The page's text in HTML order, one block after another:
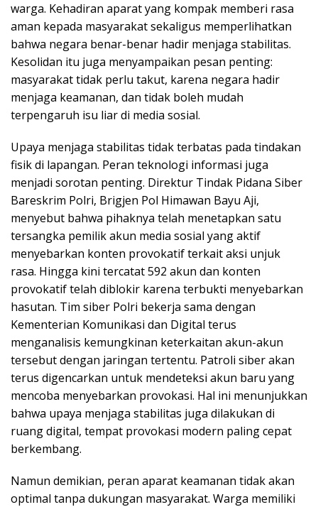
warga. Kehadiran aparat yang kompak memberi rasa
aman kepada masyarakat sekaligus memperlihatkan
bahwa negara benar-benar hadir menjaga stabilitas.
Kesolidan itu juga menyampaikan pesan penting:
masyarakat tidak perlu takut, karena negara hadir
menjaga keamanan, dan tidak boleh mudah
terpengaruh isu liar di media sosial.
Upaya menjaga stabilitas tidak terbatas pada tindakan
fisik di lapangan. Peran teknologi informasi juga
menjadi sorotan penting. Direktur Tindak Pidana Siber
Bareskrim Polri, Brigjen Pol Himawan Bayu Aji,
menyebut bahwa pihaknya telah menetapkan satu
tersangka pemilik akun media sosial yang aktif
menyebarkan konten provokatif terkait aksi unjuk
rasa. Hingga kini tercatat 592 akun dan konten
provokatif telah diblokir karena terbukti menyebarkan
hasutan. Tim siber Polri bekerja sama dengan
Kementerian Komunikasi dan Digital terus
menganalisis kemungkinan keterkaitan akun-akun
tersebut dengan jaringan tertentu. Patroli siber akan
terus digencarkan untuk mendeteksi akun baru yang
mencoba menyebarkan provokasi. Hal ini menunjukkan
bahwa upaya menjaga stabilitas juga dilakukan di
ruang digital, tempat provokasi modern paling cepat
berkembang.
Namun demikian, peran aparat keamanan tidak akan
optimal tanpa dukungan masyarakat. Warga memiliki